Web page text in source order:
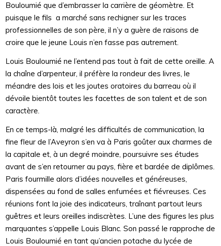
Bouloumié que d’embrasser la carrière de géomètre. Et
puisque le fils a marché sans rechigner sur les traces
professionnelles de son père, il n’y a guère de raisons de
croire que le jeune Louis n’en fasse pas autrement.
Louis Bouloumié ne l’entend pas tout à fait de cette oreille. A
la chaîne d’arpenteur, il préfère la rondeur des livres, le
méandre des lois et les joutes oratoires du barreau où il
dévoile bientôt toutes les facettes de son talent et de son
caractère.
En ce temps-là, malgré les difficultés de communication, la
fine fleur de l’Aveyron s’en va à Paris goûter aux charmes de
la capitale et, à un degré moindre, poursuivre ses études
avant de s’en retourner au pays, fière et bardée de diplômes.
Paris fourmille alors d’idées nouvelles et généreuses,
dispensées au fond de salles enfumées et fiévreuses. Ces
réunions font la joie des indicateurs, traînant partout leurs
guêtres et leurs oreilles indiscrètes. L’une des figures les plus
marquantes s’appelle Louis Blanc. Son passé le rapproche de
Louis Bouloumié en tant qu’ancien potache du lycée de